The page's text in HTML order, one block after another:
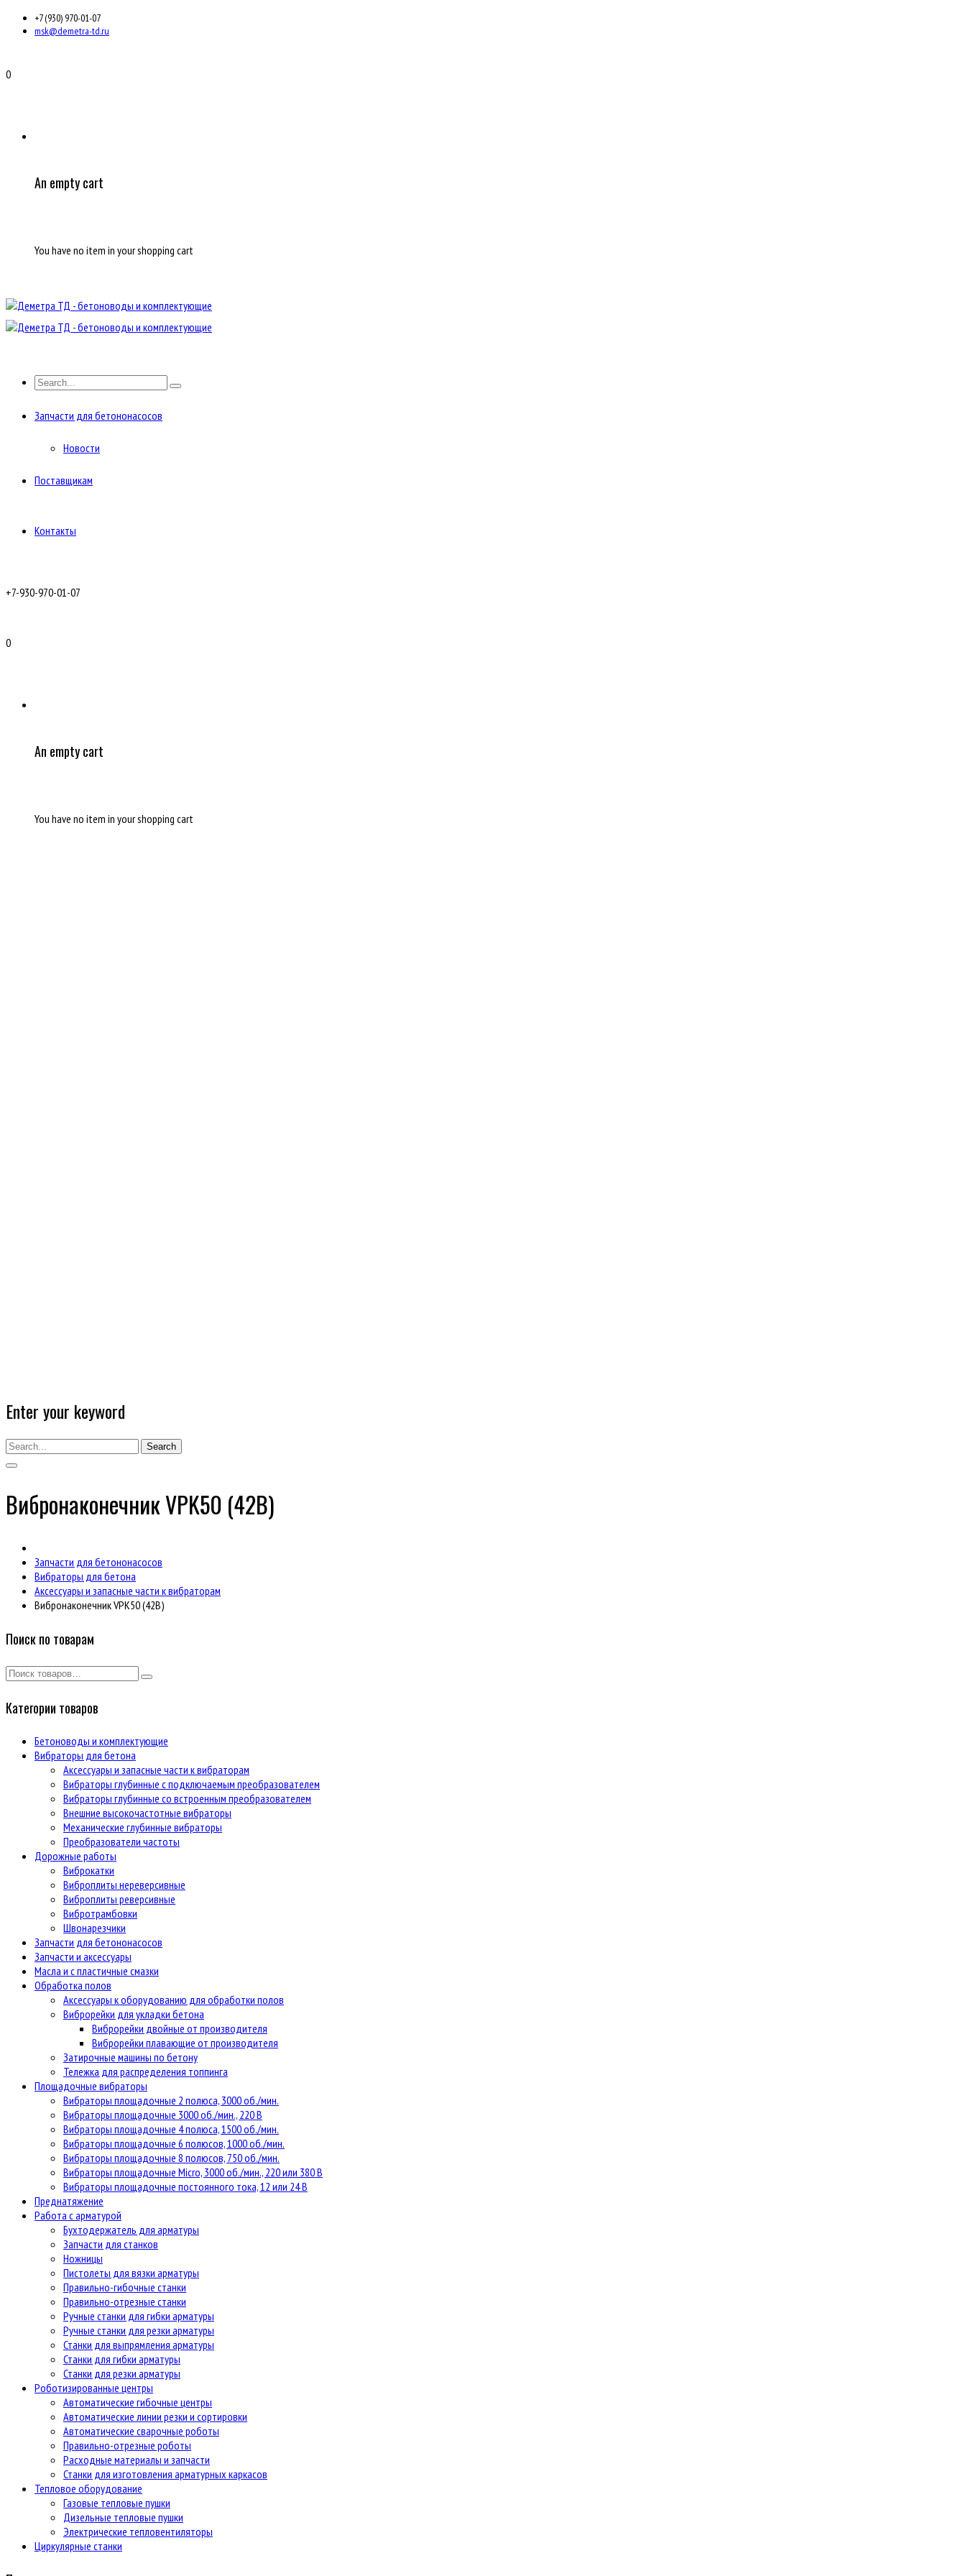
+7 (930) 970-01-07
msk@demetra-td.ru
0
An empty cart
You have no item in your shopping cart
Запчасти для бетононасосов
Новости
Поставщикам
Контакты
+7-930-970-01-07
0
An empty cart
You have no item in your shopping cart
Enter your keyword
Search
Вибронаконечник VPK50 (42В)
Запчасти для бетононасосов
Вибраторы для бетона
Аксессуары и запасные части к вибраторам
Вибронаконечник VPK50 (42В)
Поиск по товарам
Категории товаров
Бетоноводы и комплектующие
Вибраторы для бетона
Аксессуары и запасные части к вибраторам
Вибраторы глубинные с подключаемым преобразователем
Вибраторы глубинные со встроенным преобразователем
Внешние высокочастотные вибраторы
Механические глубинные вибраторы
Преобразователи частоты
Дорожные работы
Виброкатки
Виброплиты нереверсивные
Виброплиты реверсивные
Вибротрамбовки
Швонарезчики
Запчасти для бетононасосов
Запчасти и аксессуары
Масла и с пластичные смазки
Обработка полов
Аксессуары к оборудованию для обработки полов
Виброрейки для укладки бетона
Виброрейки двойные от производителя
Виброрейки плавающие от производителя
Затирочные машины по бетону
Тележка для распределения топпинга
Площадочные вибраторы
Вибраторы площадочные 2 полюса, 3000 об./мин.
Вибраторы площадочные 3000 об./мин., 220 В
Вибраторы площадочные 4 полюса, 1500 об./мин.
Вибраторы площадочные 6 полюсов, 1000 об./мин.
Вибраторы площадочные 8 полюсов, 750 об./мин.
Вибраторы площадочные Micro, 3000 об./мин., 220 или 380 В
Вибраторы площадочные постоянного тока, 12 или 24 В
Преднатяжение
Работа с арматурой
Бухтодержатель для арматуры
Запчасти для станков
Ножницы
Пистолеты для вязки арматуры
Правильно-гибочные станки
Правильно-отрезные станки
Ручные станки для гибки арматуры
Ручные станки для резки арматуры
Станки для выпрямления арматуры
Станки для гибки арматуры
Станки для резки арматуры
Роботизированные центры
Автоматические гибочные центры
Автоматические линии резки и сортировки
Автоматические сварочные роботы
Правильно-отрезные роботы
Расходные материалы и запчасти
Станки для изготовления арматурных каркасов
Тепловое оборудование
Газовые тепловые пушки
Дизельные тепловые пушки
Электрические тепловентиляторы
Циркулярные станки